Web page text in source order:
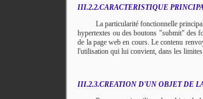
III.2.2.CARACTERISTIQUE
La particularité fonctionnelle
hypertextes ou des boutons "submit" des
de la page web en cours. Le contenu
l'utilisation qui lui convient, dans les
III.2.3.CREATION D'UN OBJET DE